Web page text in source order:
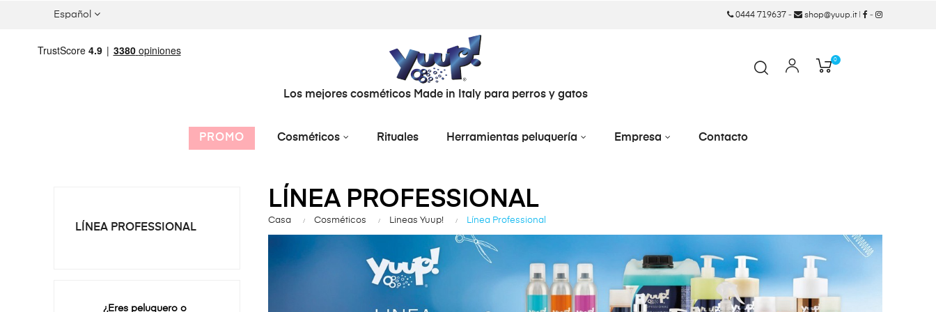
Español 0444 719637- shop@yuup.it| -
Los mejores cosméticos Made in Italy para perros y gatos
0
PROMO Cosméticos Rituales Herramientas peluquería Empresa Contacto
LÍNEA PROFESSIONAL
¿Eres peluquero o
LÍNEA PROFESSIONAL
Casa Cosméticos Lineas Yuup! Línea Professional